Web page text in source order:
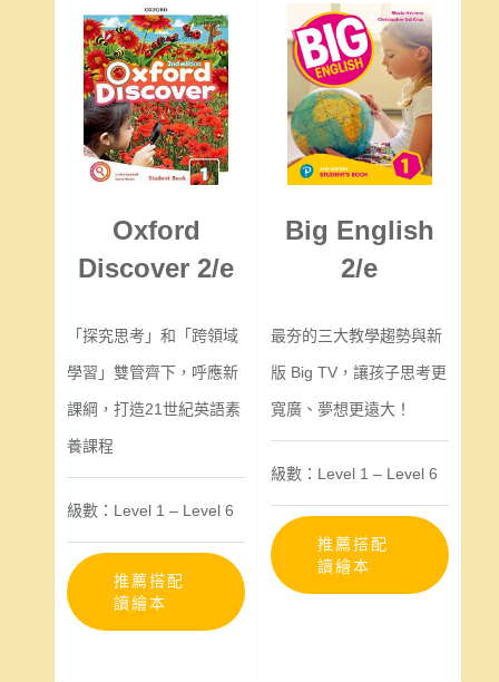
Oxford
Discover 2/e
「探究思考」和「跨領域
學習」雙管齊下，呼應新
課綱，打造21世紀英語素
養課程
級數：Level 1 – Level 6
推薦搭配
讀繪本
Big English
2/e
最夯的三大教學趨勢與新
版 Big TV，讓孩子思考更
寬廣、夢想更遠大！
級數：Level 1 – Level 6
推薦搭配
讀繪本